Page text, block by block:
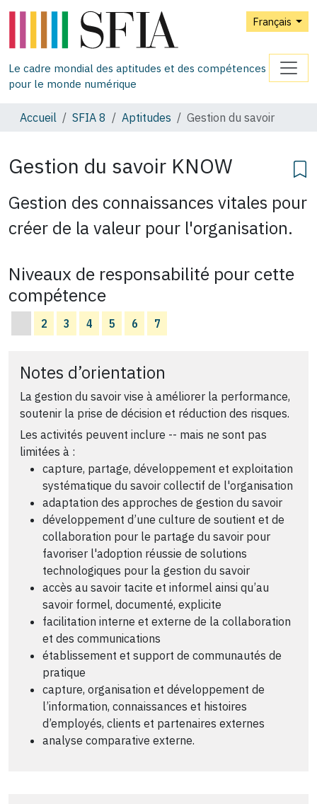
Français
Le cadre mondial des aptitudes et des compétences
pour le monde numérique
Accueil SFIA 8 Aptitudes Gestion du savoir
Gestion du savoir KNOW
Gestion des connaissances vitales pour
créer de la valeur pour l'organisation.
Niveaux de responsabilité pour cette
compétence
2 3 4 5 6 7
Notes d’orientation
La gestion du savoir vise à améliorer la performance,
soutenir la prise de décision et réduction des risques.
Les activités peuvent inclure -- mais ne sont pas
limitées à :
capture, partage, développement et exploitation
systématique du savoir collectif de l'organisation
adaptation des approches de gestion du savoir
développement d’une culture de soutient et de
collaboration pour le partage du savoir pour
favoriser l'adoption réussie de solutions
technologiques pour la gestion du savoir
accès au savoir tacite et informel ainsi qu’au
savoir formel, documenté, explicite
facilitation interne et externe de la collaboration
et des communications
établissement et support de communautés de
pratique
capture, organisation et développement de
l’information, connaissances et histoires
d’employés, clients et partenaires externes
analyse comparative externe.